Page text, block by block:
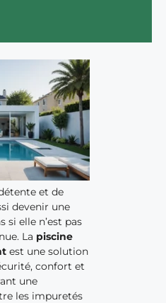
et de
devenir une
si elle n’est pas
La piscine
est une solution
confort et
une
les impuretés